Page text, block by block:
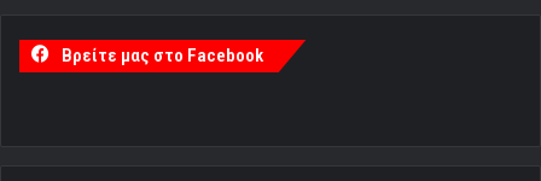
Βρείτε μας στο Facebook